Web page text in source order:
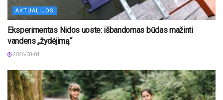
AKTUALIJOS
Eksperimentas Nidos uoste: išbandomas būdas mažinti
vandens „žydėjimą“
2026-08-04